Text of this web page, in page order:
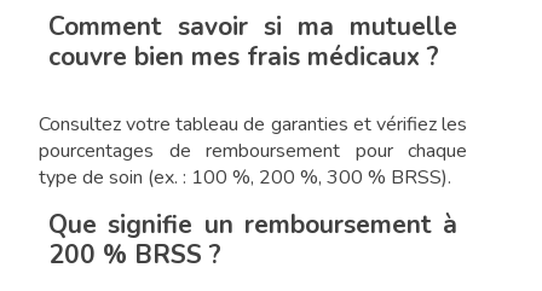
Comment savoir si ma mutuelle
couvre bien mes frais médicaux ?
Consultez votre tableau de garanties et vérifiez les
pourcentages de remboursement pour chaque
type de soin (ex. : 100 %, 200 %, 300 % BRSS).
Que signifie un remboursement à
200 % BRSS ?